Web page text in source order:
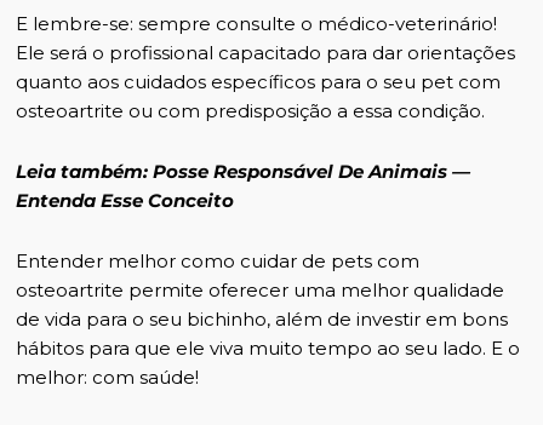
E lembre-se: sempre consulte o médico-veterinário!
Ele será o profissional capacitado para dar orientações
quanto aos cuidados específicos para o seu pet com
osteoartrite ou com predisposição a essa condição.
Leia também: Posse Responsável De Animais —
Entenda Esse Conceito
Entender melhor como cuidar de pets com
osteoartrite permite oferecer uma melhor qualidade
de vida para o seu bichinho, além de investir em bons
hábitos para que ele viva muito tempo ao seu lado. E o
melhor: com saúde!